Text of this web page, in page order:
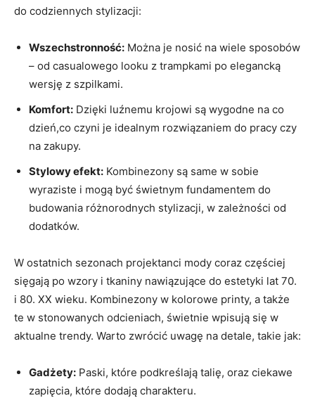
do codziennych stylizacji:
Wszechstronność: Można je nosić na wiele sposobów
– od casualowego looku z trampkami po elegancką
wersję z szpilkami.
Komfort: Dzięki luźnemu krojowi są wygodne na co
dzień,co czyni je idealnym rozwiązaniem do pracy czy
na zakupy.
Stylowy efekt: Kombinezony są same w sobie
wyraziste i mogą być świetnym fundamentem do
budowania różnorodnych stylizacji, w zależności od
dodatków.
W ostatnich sezonach projektanci mody coraz częściej
sięgają po wzory i tkaniny nawiązujące do estetyki lat 70.
i 80. XX wieku. Kombinezony w kolorowe printy, a także
te w stonowanych odcieniach, świetnie wpisują się w
aktualne trendy. Warto zwrócić uwagę na detale, takie jak:
Gadżety: Paski, które podkreślają talię, oraz ciekawe
zapięcia, które dodają charakteru.